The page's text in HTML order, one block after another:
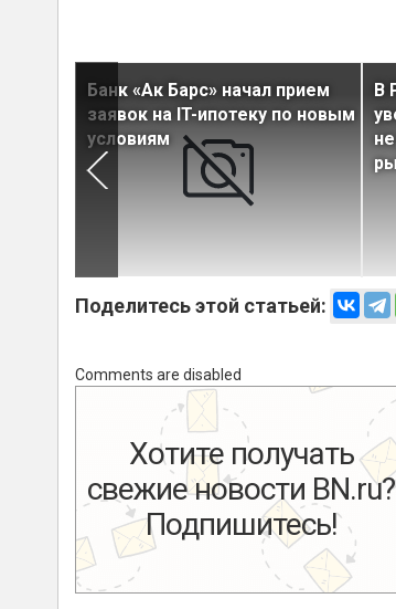
Банк «Ак Барс» начал прием
заявок на IT-ипотеку по новым
условиям
В
Поделитесь этой статьей:
Comments are disabled
Хотите получать
свежие новости BN.ru?
Подпишитесь!